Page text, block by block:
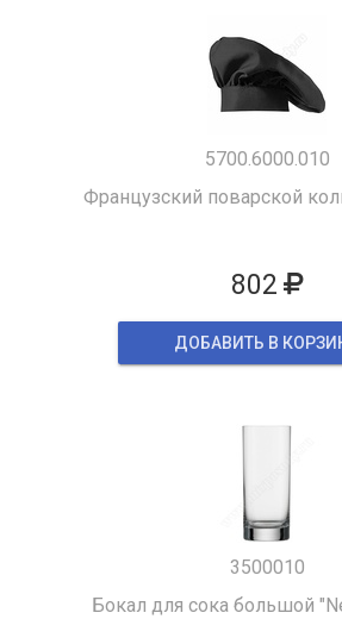
5700.6000.010
Французский поварской
802
ДОБАВИТЬ В
3500010
Бокал для сока большой